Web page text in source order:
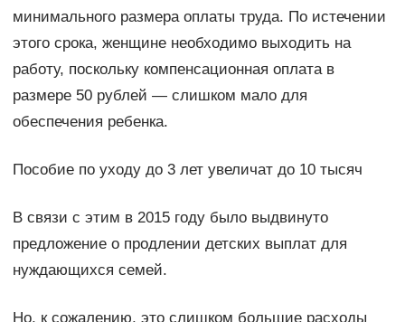
минимального размера оплаты труда. По истечении
этого срока, женщине необходимо выходить на
работу, поскольку компенсационная оплата в
размере 50 рублей — слишком мало для
обеспечения ребенка.
Пособие по уходу до 3 лет увеличат до 10 тысяч
В связи с этим в 2015 году было выдвинуто
предложение о продлении детских выплат для
нуждающихся семей.
Но, к сожалению, это слишком большие расходы